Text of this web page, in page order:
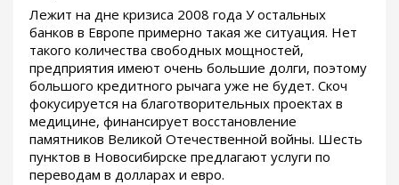
Лежит на дне кризиса 2008 года У остальных
банков в Европе примерно такая же ситуация. Нет
такого количества свободных мощностей,
предприятия имеют очень большие долги, поэтому
большого кредитного рычага уже не будет. Скоч
фокусируется на благотворительных проектах в
медицине, финансирует восстановление
памятников Великой Отечественной войны. Шесть
пунктов в Новосибирске предлагают услуги по
переводам в долларах и евро.